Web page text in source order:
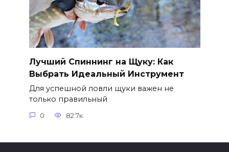
Лучший Спиннинг на Щуку: Как
Выбрать Идеальный Инструмент
Для успешной ловли щуки важен не
только правильный
0 82.7к.